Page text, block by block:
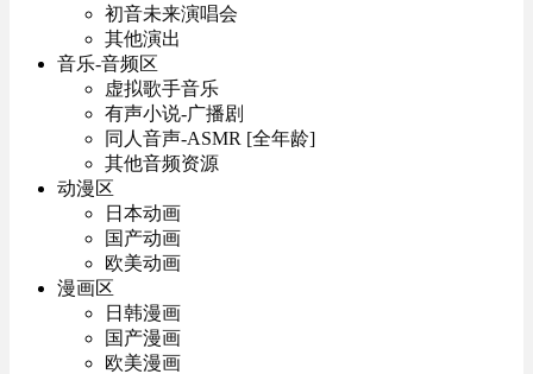
初音未来演唱会
其他演出
音乐-音频区
虚拟歌手音乐
有声小说-广播剧
同人音声-ASMR [全年龄]
其他音频资源
动漫区
日本动画
国产动画
欧美动画
漫画区
日韩漫画
国产漫画
欧美漫画